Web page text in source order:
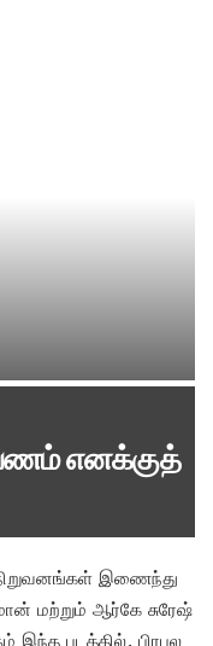
எனக்குத்
நிறுவனங்கள் இணைந்து
மற்றும் ஆர்கே சுரேஷ்
இந்த படத்தில், பிரபல